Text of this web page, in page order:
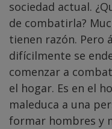
sociedad actual.
de combatirla?
tienen razón. Pero
difícilmente se
comenzar a
el hogar. Es en el
maleduca a una
formar hombres y